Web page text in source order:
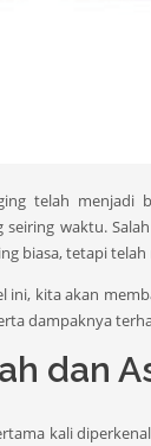
telah menjadi
seiring waktu.
biasa, tetapi
ini, kita akan
dampaknya
dan
kali